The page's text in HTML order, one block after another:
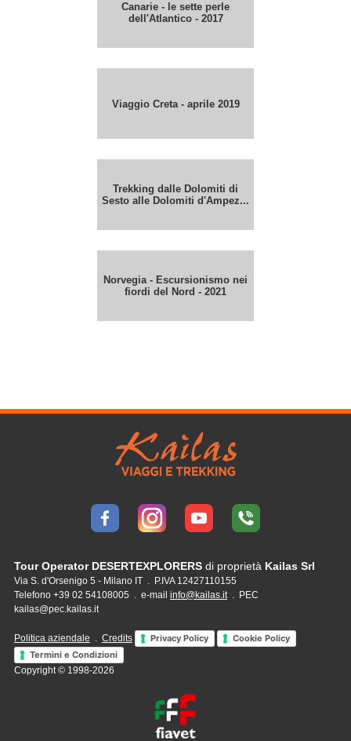
Canarie - le sette perle
dell'Atlantico - 2017
Viaggio Creta - aprile 2019
Trekking dalle Dolomiti di
Sesto alle Dolomiti d'Ampez...
Norvegia - Escursionismo nei
fiordi del Nord - 2021
Tour Operator DESERTEXPLORERSdi proprietà Kailas Srl
Via S. d'Orsenigo 5 - Milano IT . P.IVA 12427110155
Telefono +39 02 54108005 . e-mail info@kailas.it. PEC
kailas@pec.kailas.it
Politica aziendale Credits Privacy Policy
Cookie Policy
Termini e Condizioni
Copyright © 1998-2026